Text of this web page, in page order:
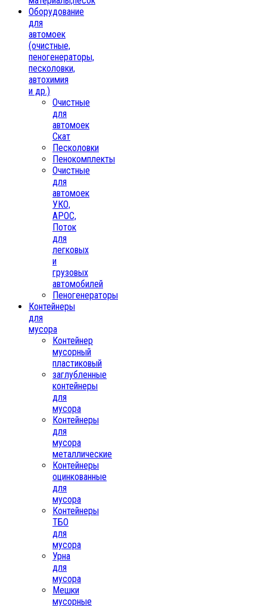
Oборудование
для
автомоек
(очистные,
пеногенераторы,
песколовки,
автохимия
и др.)
Очистные
для
автомоек
Скат
Песколовки
Пенокомплекты
Очистные
для
автомоек
УКО,
АРОС,
Поток
для
легковых
и
грузовых
автомобилей
Пеногенераторы
Контейнеры
для
мусора
Контейнер
мусорный
пластиковый
заглубленные
контейнеры
для
мусора
Контейнеры
для
мусора
металлические
Контейнеры
оцинкованные
для
мусора
Контейнеры
ТБО
для
мусора
Урна
для
мусора
Мешки
мусорные